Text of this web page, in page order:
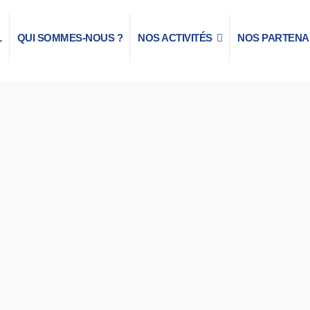
QUI SOMMES-NOUS ? NOS ACTIVITÉS NOS